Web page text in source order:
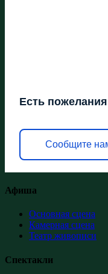
Есть
Сообщите
Афиша
Основная сцена
Камерная сцена
Театр живописи
Спектакли